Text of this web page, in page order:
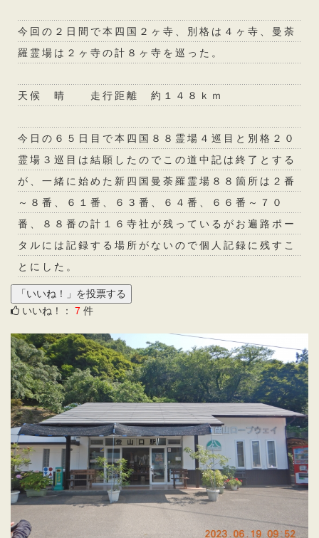
今回の２日間で本四国２ヶ寺、別格は４ヶ寺、曼荼
羅霊場は２ヶ寺の計８ヶ寺を巡った。
天候 晴 走行距離 約１４８ｋｍ
今日の６５日目で本四国８８霊場４巡目と別格２０
霊場３巡目は結願したのでこの道中記は終了とする
が、一緒に始めた新四国曼荼羅霊場８８箇所は２番
～８番、６１番、６３番、６４番、６６番～７０
番、８８番の計１６寺社が残っているがお遍路ポー
タルには記録する場所がないので個人記録に残すこ
とにした。
いいね！： 7 件